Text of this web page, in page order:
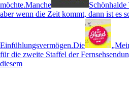
möchte.Manche
aber wenn die Zeit kommt, dann ist es
Einfühlungsvermögen.Die
für die zweite Staffel der
diesem